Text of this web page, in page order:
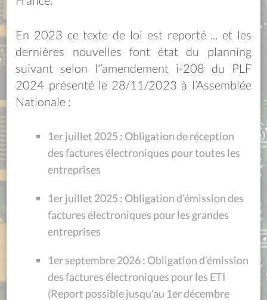
En 2023 ce texte de loi est reporté ... et les
dernières nouvelles font état du planning
suivant selon l'’amendement i-208 du PLF
2024 présenté le 28/11/2023 à l’Assemblée
Nationale :
1er juillet 2025 : Obligation de réception
des factures électroniques pour toutes les
entreprises
1er juillet 2025 : Obligation d’émission des
factures électroniques pour les grandes
entreprises
1er septembre 2026 : Obligation d’émission
des factures électroniques pour les ETI
(Report possible jusqu’au 1er décembre